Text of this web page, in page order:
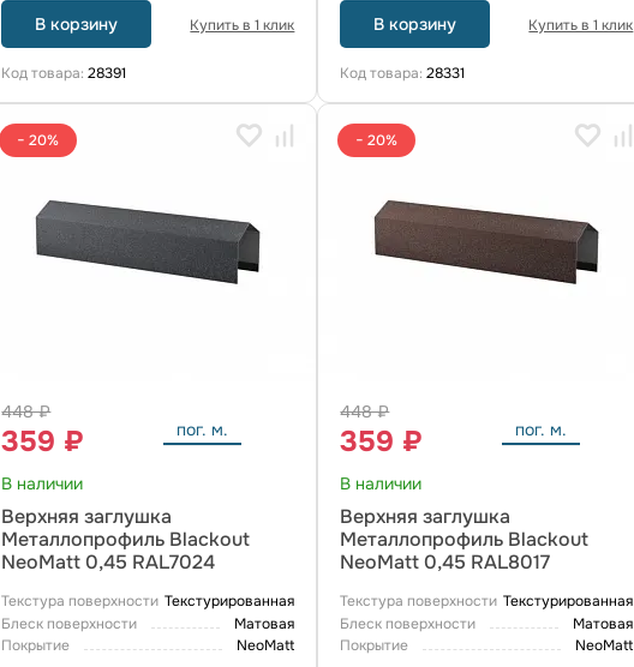
В корзину Купить в 1 клик
Код товара:28391
В корзину Купить в 1 клик
Код товара:28331
− 20%
448 ₽
359 ₽ пог. м.
В наличии
Верхняя заглушка
Металлопрофиль Blackout
NeoMatt 0,45 RAL7024
Текстура поверхности Текстурированная
Блеск поверхности
Матовая
Покрытие
NeoMatt
− 20%
448 ₽
359 ₽ пог. м.
В наличии
Верхняя заглушка
Металлопрофиль Blackout
NeoMatt 0,45 RAL8017
Текстура поверхности Текстурированная
Блеск поверхности
Матовая
Покрытие
NeoMatt